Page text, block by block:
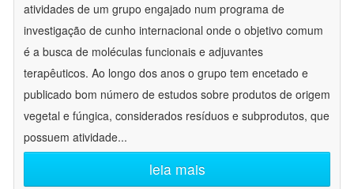
atividades de um grupo engajado num programa de
investigação de cunho internacional onde o objetivo comum
é a busca de moléculas funcionais e adjuvantes
terapêuticos. Ao longo dos anos o grupo tem encetado e
publicado bom número de estudos sobre produtos de origem
vegetal e fúngica, considerados resíduos e subprodutos, que
possuem atividade...
leia mais